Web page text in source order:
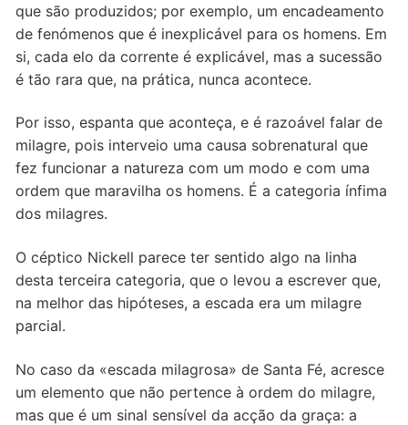
que são produzidos; por exemplo, um encadeamento
de fenómenos que é inexplicável para os homens. Em
si, cada elo da corrente é explicável, mas a sucessão
é tão rara que, na prática, nunca acontece.
Por isso, espanta que aconteça, e é razoável falar de
milagre, pois interveio uma causa sobrenatural que
fez funcionar a natureza com um modo e com uma
ordem que maravilha os homens. É a categoria ínfima
dos milagres.
O céptico Nickell parece ter sentido algo na linha
desta terceira categoria, que o levou a escrever que,
na melhor das hipóteses, a escada era um milagre
parcial.
No caso da «escada milagrosa» de Santa Fé, acresce
um elemento que não pertence à ordem do milagre,
mas que é um sinal sensível da acção da graça: a